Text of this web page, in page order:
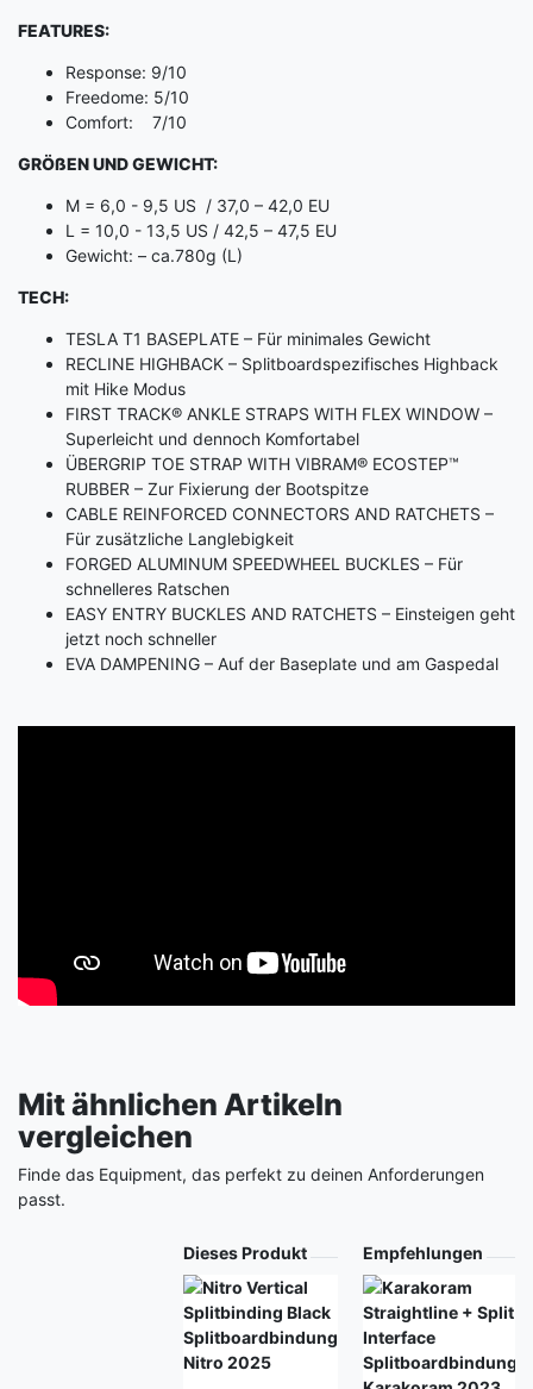
FEATURES:
Response: 9/10
Freedome: 5/10
Comfort: 7/10
GRÖßEN UND GEWICHT:
M = 6,0 - 9,5 US / 37,0 – 42,0 EU
L = 10,0 - 13,5 US / 42,5 – 47,5 EU
Gewicht: – ca.780g (L)
TECH:
TESLA T1 BASEPLATE – Für minimales Gewicht
RECLINE HIGHBACK – Splitboardspezifisches Highback
mit Hike Modus
FIRST TRACK® ANKLE STRAPS WITH FLEX WINDOW –
Superleicht und dennoch Komfortabel
ÜBERGRIP TOE STRAP WITH VIBRAM® ECOSTEP™
RUBBER – Zur Fixierung der Bootspitze
CABLE REINFORCED CONNECTORS AND RATCHETS –
Für zusätzliche Langlebigkeit
FORGED ALUMINUM SPEEDWHEEL BUCKLES – Für
schnelleres Ratschen
EASY ENTRY BUCKLES AND RATCHETS – Einsteigen geht
jetzt noch schneller
EVA DAMPENING – Auf der Baseplate und am Gaspedal
Mit ähnlichen Artikeln
vergleichen
Finde das Equipment, das perfekt zu deinen Anforderungen
passt.
Dieses Produkt Empfehlungen